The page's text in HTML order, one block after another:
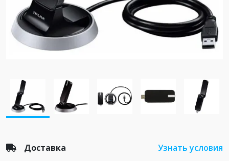
Доставка Узнать условия